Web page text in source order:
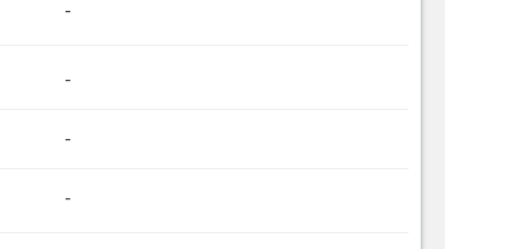
-
-
-
-